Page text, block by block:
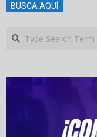
BUSCA AQUÍ
Search